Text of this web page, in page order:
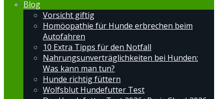
Blog
Vorsicht giftig
Homöopathie für Hunde erbrechen beim
Autofahren
10 Extra Tipps für den Notfall
Nahrungsunverträglichkeiten bei Hunden:
Was kann man tun?
Hunde richtig füttern
Wolfsblut Hundefutter Test